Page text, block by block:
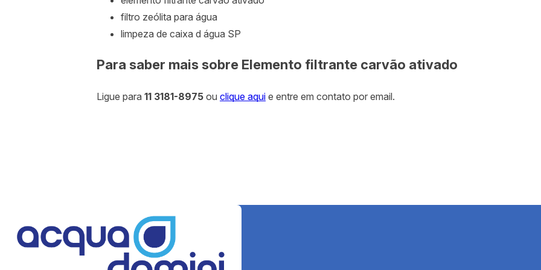
filtro zeólita para água
limpeza de caixa d água SP
Para saber mais sobre Elemento filtrante carvão ativado
Ligue para 11 3181-8975 ou clique aqui e entre em contato por email.